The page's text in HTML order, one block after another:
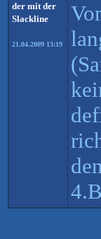
der mit der
Slackline
21.04.2009 13:19